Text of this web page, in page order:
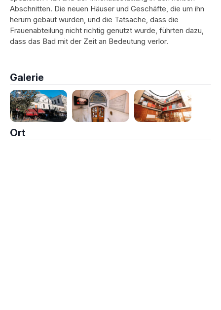
Abschnitten. Die neuen Häuser und Geschäfte, die um ihn
herum gebaut wurden, und die Tatsache, dass die
Frauenabteilung nicht richtig genutzt wurde, führten dazu,
dass das Bad mit der Zeit an Bedeutung verlor.
Galerie
Ort